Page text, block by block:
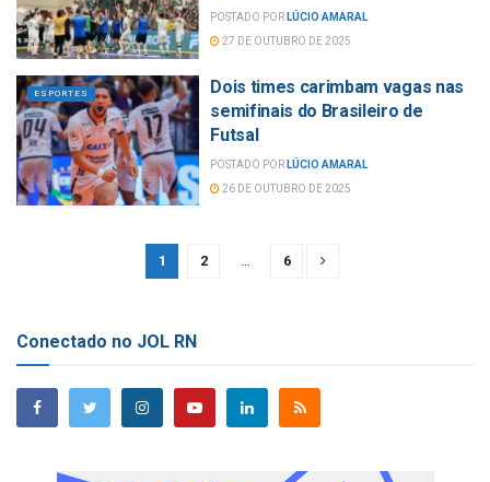
POSTADO POR LÚCIO AMARAL
27 DE OUTUBRO DE 2025
ESPORTES
Dois times carimbam vagas nas
semifinais do Brasileiro de
Futsal
POSTADO POR LÚCIO AMARAL
26 DE OUTUBRO DE 2025
1 2 … 6
Conectado no JOL RN